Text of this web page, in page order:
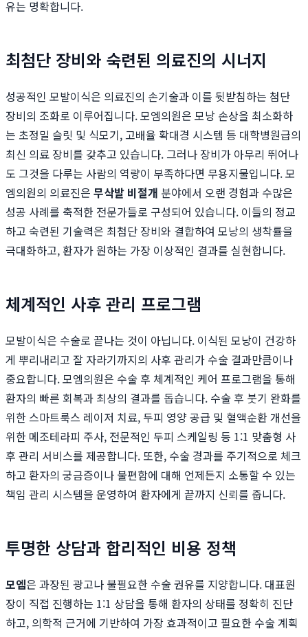
유는 명확합니다.
최첨단 장비와 숙련된 의료진의 시너지
성공적인 모발이식은 의료진의 손기술과 이를 뒷받침하는 첨단
장비의 조화로 이루어집니다. 모엠의원은 모낭 손상을 최소화하
는 초정밀 슬릿 및 식모기, 고배율 확대경 시스템 등 대학병원급의
최신 의료 장비를 갖추고 있습니다. 그러나 장비가 아무리 뛰어나
도 그것을 다루는 사람의 역량이 부족하다면 무용지물입니다. 모
엠의원의 의료진은 무삭발 비절개 분야에서 오랜 경험과 수많은
성공 사례를 축적한 전문가들로 구성되어 있습니다. 이들의 정교
하고 숙련된 기술력은 최첨단 장비와 결합하여 모낭의 생착률을
극대화하고, 환자가 원하는 가장 이상적인 결과를 실현합니다.
체계적인 사후 관리 프로그램
모발이식은 수술로 끝나는 것이 아닙니다. 이식된 모낭이 건강하
게 뿌리내리고 잘 자라기까지의 사후 관리가 수술 결과만큼이나
중요합니다. 모엠의원은 수술 후 체계적인 케어 프로그램을 통해
환자의 빠른 회복과 최상의 결과를 돕습니다. 수술 후 붓기 완화를
위한 스마트룩스 레이저 치료, 두피 영양 공급 및 혈액순환 개선을
위한 메조테라피 주사, 전문적인 두피 스케일링 등 1:1 맞춤형 사
후 관리 서비스를 제공합니다. 또한, 수술 경과를 주기적으로 체크
하고 환자의 궁금증이나 불편함에 대해 언제든지 소통할 수 있는
책임 관리 시스템을 운영하여 환자에게 끝까지 신뢰를 줍니다.
투명한 상담과 합리적인 비용 정책
모엠은 과장된 광고나 불필요한 수술 권유를 지양합니다. 대표원
장이 직접 진행하는 1:1 상담을 통해 환자의 상태를 정확히 진단
하고, 의학적 근거에 기반하여 가장 효과적이고 필요한 수술 계획